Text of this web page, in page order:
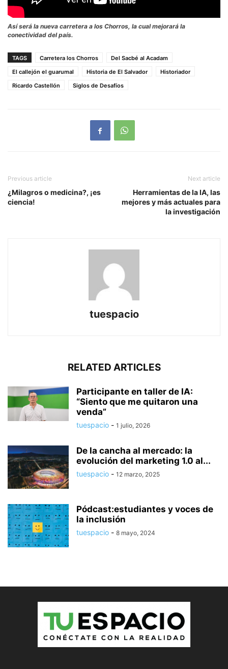
Así será la nueva carretera a los Chorros, la cual mejorará la
conectividad del país.
TAGS Carretera los Chorros
Del Sacbé al Acadam
El callejón el guarumal
Historia de El Salvador
Historiador
Ricardo Castellón
Siglos de Desafíos
Previous article
¿Milagros o medicina?, ¡es
ciencia!
Next article
Herramientas de la IA, las
mejores y más actuales para
la investigación
tuespacio
RELATED ARTICLES
Participante en taller de IA:
“Siento que me quitaron una
venda”
tuespacio - 1 julio, 2026
De la cancha al mercado: la
evolución del marketing 1.0 al...
tuespacio - 12 marzo, 2025
Pódcast:estudiantes y voces de
la inclusión
tuespacio - 8 mayo, 2024